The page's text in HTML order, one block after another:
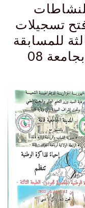
تسجيلات
للمسابقة
الوطنية الجامعية للجيدو بجامعة 08